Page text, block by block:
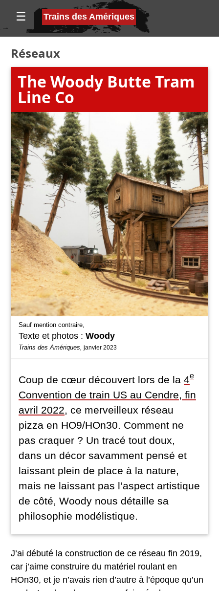
☰ Trains des Amériques
Réseaux
The Woody Butte Tram
Line Co
Sauf mention contraire,
Texte et photos : Woody
Trains des Amériques, janvier 2023
Coup de cœur découvert lors de la 4e
Convention de train US au Cendre, fin
avril 2022, ce merveilleux réseau
pizza en HO9/HOn30. Comment ne
pas craquer ? Un tracé tout doux,
dans un décor savamment pensé et
laissant plein de place à la nature,
mais ne laissant pas l’aspect artistique
de côté, Woody nous détaille sa
philosophie modélistique.
J’ai débuté la construction de ce réseau fin 2019,
car j’aime construire du matériel roulant en
HOn30, et je n’avais rien d’autre à l’époque qu’un